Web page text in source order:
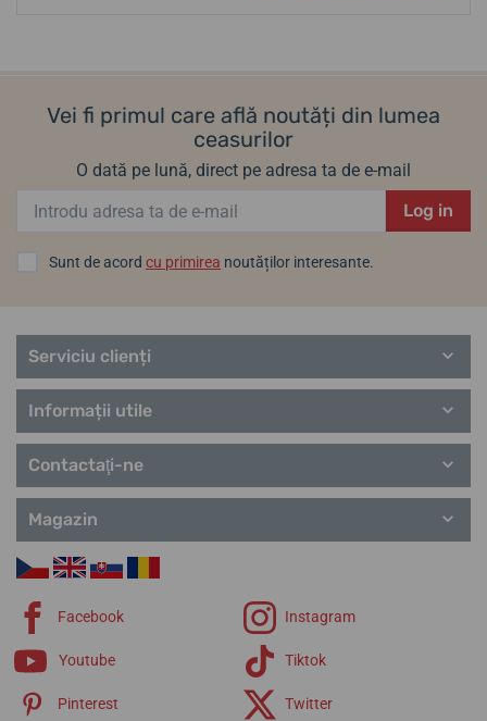
Vei fi primul care află noutăți din lumea
ceasurilor
O dată pe lună, direct pe adresa ta de e-mail
Log in
Sunt de acord cu primirea noutăților interesante.
Serviciu clienți
Informații utile
Contactaţi-ne
Magazin
Facebook Instagram
Youtube Tiktok
Pinterest Twitter